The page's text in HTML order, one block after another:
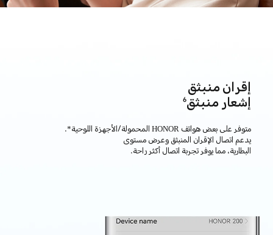
إقران منبثق
إشعار منبثق6
متوفر على بعض هواتف HONOR المحمولة/الأجهزة اللوحية*.
يدعم اتصال الإقران المنبثق وعرض مستوى
البطارية، مما يوفر تجربة اتصال أكثر راحة.